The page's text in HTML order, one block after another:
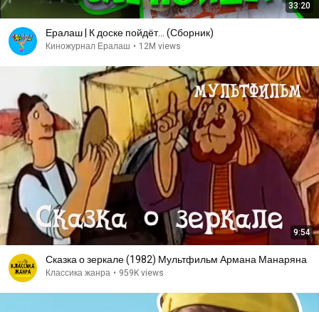
33:20
Ералаш | К доске пойдёт... (Сборник)
Киножурнал Ералаш • 12M views
9:54
Сказка о зеркале (1982) Мультфильм Армана Манаряна
Классика жанра • 959K views